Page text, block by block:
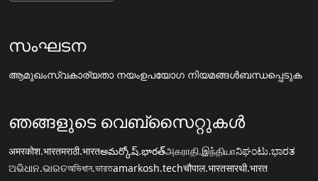
സംഘടന
ആമുഖംസ്വകാര്യതാ നയംഉപയോഗ നിയമങ്ങൾബന്ധപ്പെടുക
ഞങ്ങളുടെ വെബ്സൈറ്റുകൾ
अमरकोश.भारतमराठी.भारतఅమర్కోష్.భారత్அகராதி.இந்தியாನಿಘಂಟು.ಭಾರತ
ଅଭିଧାନ.ଭାରତঅভিধান.ভারতamarkosh.techचौपाल.भारतसारथी.भारत